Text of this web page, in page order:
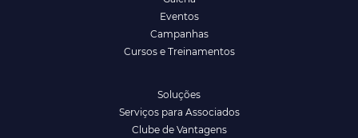
Eventos
Campanhas
Cursos e Treinamentos
Soluções
Serviços para Associados
Clube de Vantagens